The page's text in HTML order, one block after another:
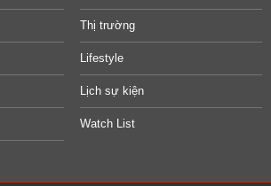
Thị trường
Lifestyle
Lịch sự kiện
Watch List